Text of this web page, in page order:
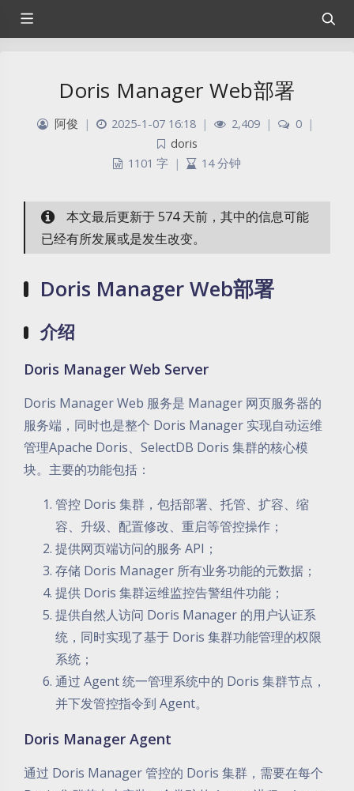
Doris Manager Web部署
阿俊 | 2025-1-07 16:18 | 2,409 | 0 |
doris
1101 字 | 14 分钟
本文最后更新于 574 天前，其中的信息可能
已经有所发展或是发生改变。
Doris Manager Web部署
介绍
Doris Manager Web Server
Doris Manager Web 服务是 Manager 网页服务器的
服务端，同时也是整个 Doris Manager 实现自动运维
管理Apache Doris、SelectDB Doris 集群的核心模
块。主要的功能包括：
管控 Doris 集群，包括部署、托管、扩容、缩
容、升级、配置修改、重启等管控操作；
提供网页端访问的服务 API；
存储 Doris Manager 所有业务功能的元数据；
提供 Doris 集群运维监控告警组件功能；
提供自然人访问 Doris Manager 的用户认证系
统，同时实现了基于 Doris 集群功能管理的权限
系统；
通过 Agent 统一管理系统中的 Doris 集群节点，
并下发管控指令到 Agent。
Doris Manager Agent
通过 Doris Manager 管控的 Doris 集群，需要在每个